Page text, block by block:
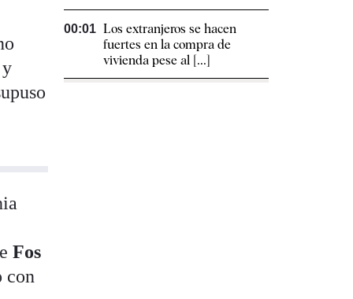
Fos
con
00:01 Los extranjeros se hacen
fuertes en la compra de
vivienda pese al [...]